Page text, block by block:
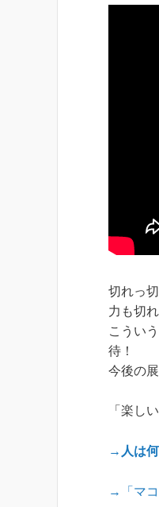
切れっ
力も切
こうい
待！
今後の
「楽し
→人は
→「マコ